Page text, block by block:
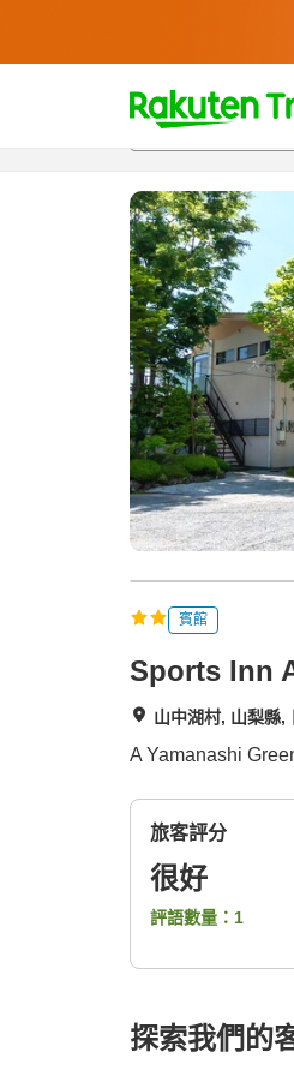
t
p
a
g
e
_
s
e
a
r
c
h
概覽房間及住宿方案
賓館
Sports Inn
山中湖村, 山梨縣,
A Yamanashi
旅客評分
很好
評語數量： 1
探索我們的